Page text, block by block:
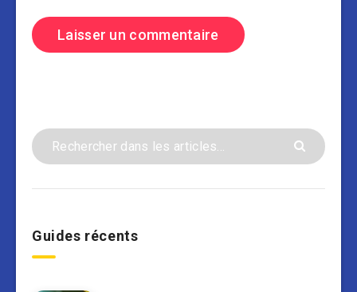
Guides récents